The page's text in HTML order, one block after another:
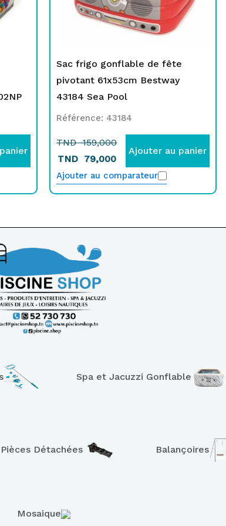
Sac frigo gonflable de fête
pivotant 61x53cm Bestway
43184 Sea Pool
Référence: 43184
TND159,000
TND 79,000
Ajouter au panier
Ajouter au comparateur
Spa et Jacuzzi Gonflable
Pièces Détachées Balançoires
Mosaique